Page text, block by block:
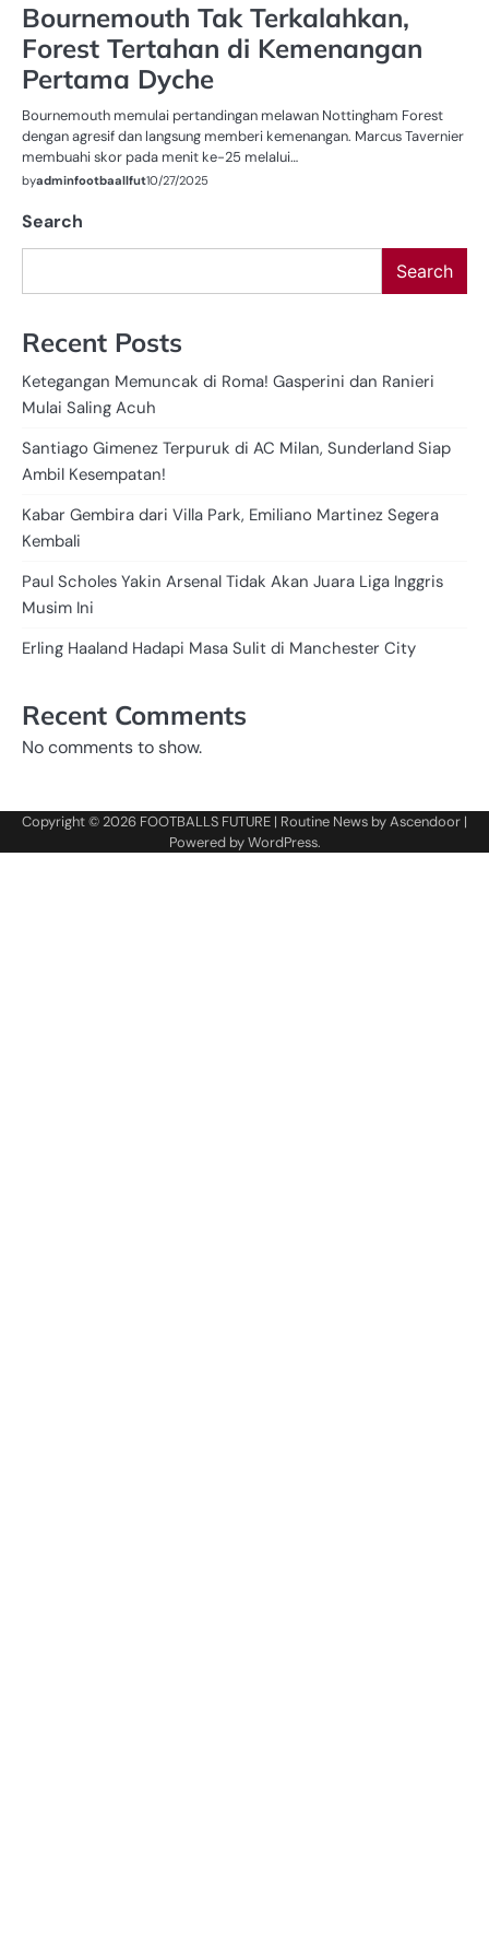
Bournemouth Tak Terkalahkan,
Forest Tertahan di Kemenangan
Pertama Dyche
Bournemouth memulai pertandingan melawan Nottingham Forest
dengan agresif dan langsung memberi kemenangan. Marcus Tavernier
membuahi skor pada menit ke-25 melalui…
byadminfootbaallfut10/27/2025
Search
Search
Recent Posts
Ketegangan Memuncak di Roma! Gasperini dan Ranieri
Mulai Saling Acuh
Santiago Gimenez Terpuruk di AC Milan, Sunderland Siap
Ambil Kesempatan!
Kabar Gembira dari Villa Park, Emiliano Martinez Segera
Kembali
Paul Scholes Yakin Arsenal Tidak Akan Juara Liga Inggris
Musim Ini
Erling Haaland Hadapi Masa Sulit di Manchester City
Recent Comments
No comments to show.
Copyright © 2026 FOOTBALLS FUTURE | Routine News byAscendoor |
Powered byWordPress.